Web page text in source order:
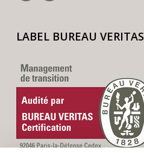
LABEL BUREAU VERITAS